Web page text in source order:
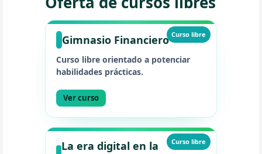
Gimnasio Financiero
Curso libre orientado a potenciar
habilidades prácticas.
Ver curso
Curso libre
La era digital en la
Curso libre